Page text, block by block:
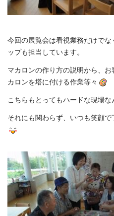
今回の展覧会は看視業務だけで
ップも担当しています。
マカロンの作り方の説明から、
カロンを塔に付ける作業等々
こちらもとってもハードな現場な
それにも関わらず、いつも笑顔